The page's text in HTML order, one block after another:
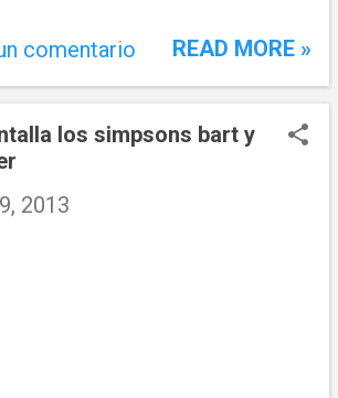
comentario READ MORE »
los simpsons bart y
2013